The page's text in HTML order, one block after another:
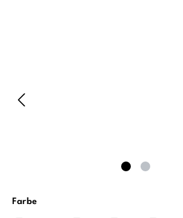
Farbeauswählen